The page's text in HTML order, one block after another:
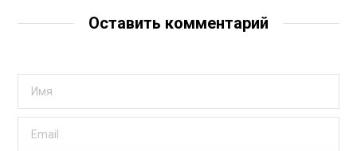
Оставить комментарий